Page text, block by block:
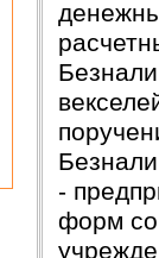
-
форм